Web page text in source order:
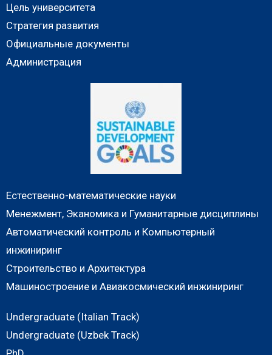
Цель университета
Стратегия развития
Официальные документы
Администрация
Естественно-математические науки
Менежмент, Эканомика и Гуманитарные дисциплины
Автоматический контроль и Компьютерный
инжиниринг
Строительство и Архитектура
Машиностроение и Авиакосмический инжиниринг
Undergraduate (Italian Track)
Undergraduate (Uzbek Track)